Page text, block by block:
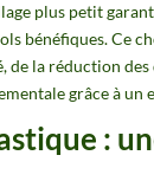
plus petit
bénéfiques. Ce
de la réduction des
grâce à un
: